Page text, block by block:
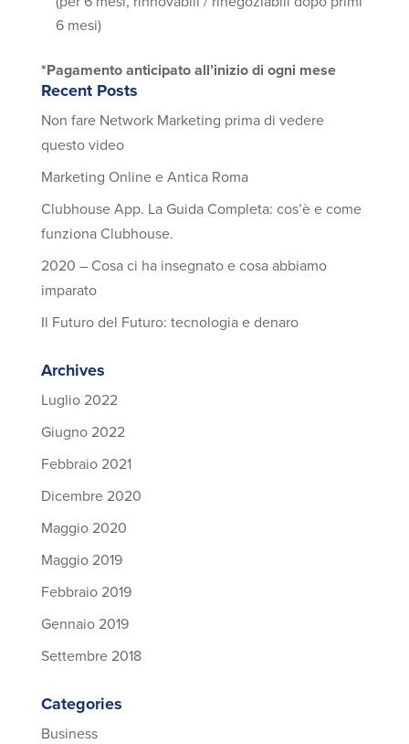
6 mesi)
*Pagamento anticipato all’inizio di ogni mese
Recent Posts
Non fare Network Marketing prima di vedere
questo video
Marketing Online e Antica Roma
Clubhouse App. La Guida Completa: cos’è e come
funziona Clubhouse.
2020 – Cosa ci ha insegnato e cosa abbiamo
imparato
Il Futuro del Futuro: tecnologia e denaro
Archives
Luglio 2022
Giugno 2022
Febbraio 2021
Dicembre 2020
Maggio 2020
Maggio 2019
Febbraio 2019
Gennaio 2019
Settembre 2018
Categories
Business